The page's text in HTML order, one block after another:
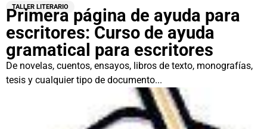
TALLER LITERARIO
Primera página de ayuda para
escritores: Curso de ayuda
gramatical para escritores
De novelas, cuentos, ensayos, libros de texto, monografías,
tesis y cualquier tipo de documento...